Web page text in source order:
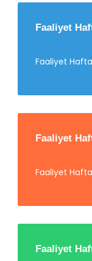
Faaliyet
Faaliyet
Faaliyet
Faaliyet
Faaliyet